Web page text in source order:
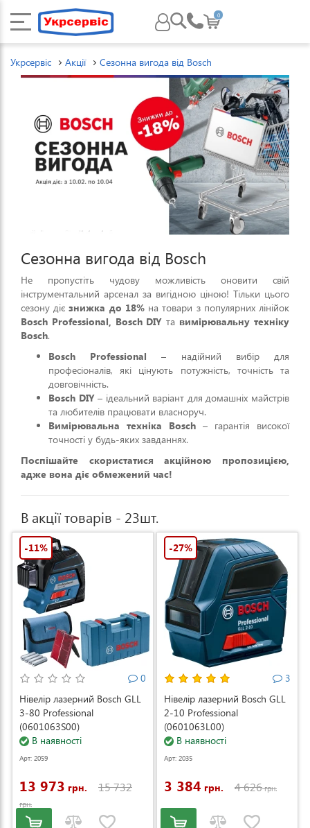
0
Укрсервіс Акції Сезонна вигода від Bosch
Сезонна вигода від Bosch
Не пропустіть чудову можливість оновити свій
інструментальний арсенал за вигідною ціною! Тільки цього
сезону дієзнижка до 18%на товари з популярних лінійок
Bosch Professional, Bosch DIY та вимірювальну техніку
Bosch.
Bosch Professional – надійний вибір для
професіоналів, які цінують потужність, точність та
довговічність.
Bosch DIY– ідеальний варіант для домашніх майстрів
та любителів працювати власноруч.
Вимірювальна техніка Bosch – гарантія високої
точності у будь-яких завданнях.
Поспішайте скористатися акційною пропозицією,
адже вона діє обмежений час!
В акції товарів - 23шт.
-11%
0
Нівелір лазерний Bosch GLL
3-80 Professional
(0601063S00)
В наявності
Арт: 2059
13 973 грн. 15 732
грн.
-27%
3
Нівелір лазерний Bosch GLL
2-10 Professional
(0601063L00)
В наявності
Арт: 2035
3 384 грн. 4 626грн.